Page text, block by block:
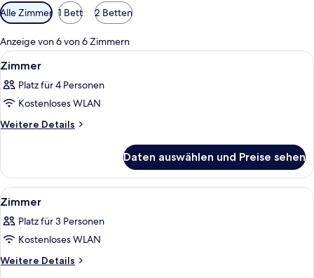
Verfügbare
Filter
für
Zimmer
Alle Zimmer 1 Bett 2 Betten
Anzeige von 6 von 6 Zimmern
Alle
Fotos
für
Zimmer
anzeigen
Ein Hotelzimmer mit Bett,
4
Zimmer
Platz für 4 Personen
Kostenloses WLAN
Weitere Details
Weitere
Daten auswählen und Preise sehen
Alle
Fotos
für
Zimmer
anzeigen
Ein ordentlich eingerichtetes
8
Zimmer
Platz für 3 Personen
Kostenloses WLAN
Weitere Details
Weitere